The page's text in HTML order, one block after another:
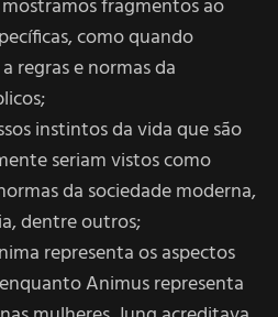
fragmentos ao
como quando
regras e normas da
instintos da vida que são
seriam vistos como
da sociedade moderna,
dentre outros;
representa os aspectos
Animus representa